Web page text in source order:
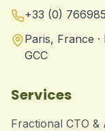
+33 (0)
Paris, France
GCC
Services
Fractional CTO &